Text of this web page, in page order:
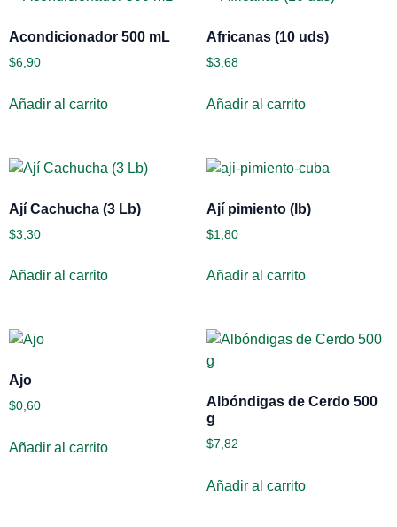
Acondicionador 500 mL
$6,90
Añadir al carrito
Africanas (10 uds)
$3,68
Añadir al carrito
Ají Cachucha (3 Lb)
$3,30
Añadir al carrito
Ají pimiento (lb)
$1,80
Añadir al carrito
Ajo
$0,60
Añadir al carrito
Albóndigas de Cerdo 500
g
$7,82
Añadir al carrito